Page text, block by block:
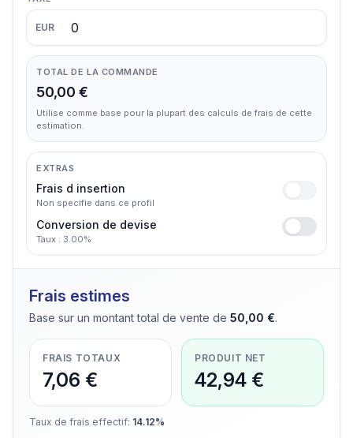
EUR
TOTAL DE LA COMMANDE
50,00 €
Utilise comme base pour la plupart des calculs de frais de cette
estimation.
EXTRAS
Frais d insertion
Non specifie dans ce profil
Conversion de devise
Taux : 3.00%
Frais estimes
Base sur un montant total de vente de 50,00 €.
FRAIS TOTAUX
7,06 €
PRODUIT NET
42,94 €
Taux de frais effectif: 14.12%